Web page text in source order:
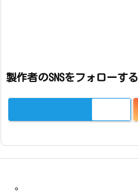
製作者のSNSをフォローする